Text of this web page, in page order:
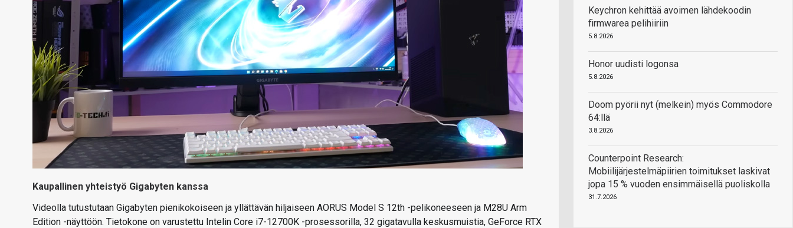
Kaupallinen yhteistyö Gigabyten kanssa
Videolla tutustutaan Gigabyten pienikokoiseen ja yllättävän hiljaiseen AORUS Model S 12th -pelikoneeseen ja M28U Arm
Edition -näyttöön. Tietokone on varustettu Intelin Core i7-12700K -prosessorilla, 32 gigatavulla keskusmuistia, GeForce RTX
Keychron kehittää avoimen lähdekoodin
firmwarea pelihiiriin
5.8.2026
Honor uudisti logonsa
5.8.2026
Doom pyörii nyt (melkein) myös Commodore
64:llä
3.8.2026
Counterpoint Research:
Mobiilijärjestelmäpiirien toimitukset laskivat
jopa 15 % vuoden ensimmäisellä puoliskolla
31.7.2026